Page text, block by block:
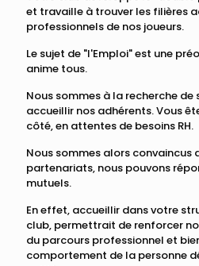
et travaille à trouver les filières
professionnels de nos joueurs.
Le sujet de "l'Emploi" est une
anime tous.
Nous sommes à la recherche
accueillir nos adhérents. Vous
côté, en attentes de besoins RH.
Nous sommes alors convaincus
partenariats, nous pouvons
mutuels.
En effet, accueillir dans votre
club, permettrait de renforcer
du parcours professionnel et
comportement de la personne